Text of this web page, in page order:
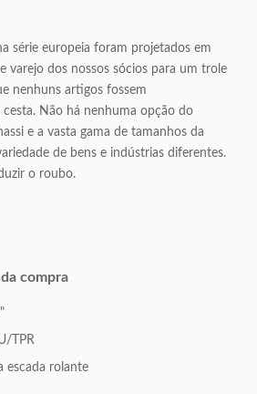
série europeia foram projetados em
varejo dos nossos sócios para um trole
nenhuns artigos fossem
Não há nenhuma opção do
e a vasta gama de tamanhos da
de bens e indústrias diferentes.
o roubo.
compra
TPR
escada rolante